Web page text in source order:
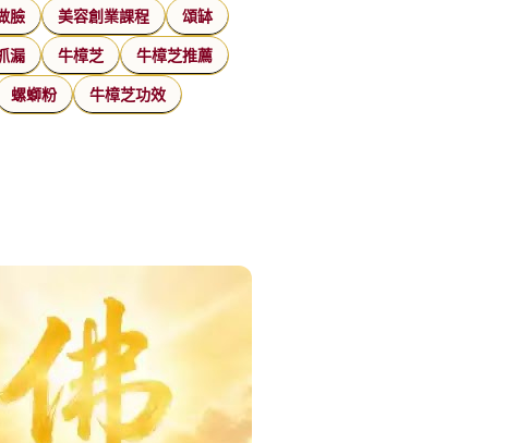
臉 美容創業課程 頌缽
漏 牛樟芝 牛樟芝推薦
螺螄粉 牛樟芝功效